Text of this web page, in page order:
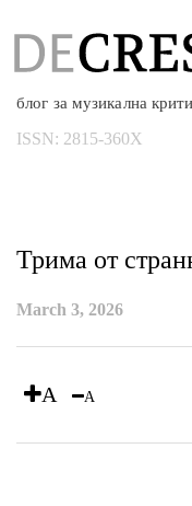
блог за музикална
ISSN: 2815-360X
Трима от
March 3, 2026
A A